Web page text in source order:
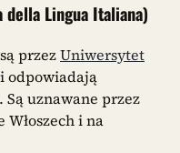
della Lingua Italiana)
przezUniwersytet
i odpowiadają
Są uznawane przez
i na